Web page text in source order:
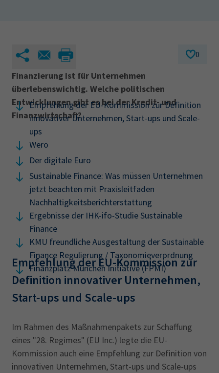
Presse
EN
IHK Akademie
Magazin Log-in
34i
Betriebswirt 0
Finanzierung ist für Unternehmen
überlebenswichtig. Welche politischen
Entwicklungen gibt es bei der Kredit- und
Finanzwirtschaft?
Empfehlung der EU-Kommission zur Definition
innovativer Unternehmen, Start-ups und Scale-
ups
Wero
Der digitale Euro
Sustainable Finance: Was müssen Unternehmen
jetzt beachten mit Praxisleitfaden
Nachhaltigkeitsberichterstattung
Ergebnisse der IHK-ifo-Studie Sustainable
Finance
KMU freundliche Ausgestaltung der Sustainable
Finance Regulierung / Taxonomieverordnung
Finanzplatz München Initiative (FPMI)
Empfehlung der EU-Kommission zur
Definition innovativer Unternehmen,
Start-ups und Scale-ups
Im Rahmen des Maßnahmenpakets zur Schaffung
eines "28. Regimes" (EU Inc.) legte die EU-
Kommission auch eine Empfehlung zur Definition von
innovativen Unternehmen, Start-ups und Scale-ups